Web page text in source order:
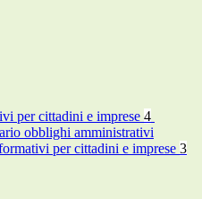
per cittadini e imprese 4
obblighi amministrativi
per cittadini e imprese 3